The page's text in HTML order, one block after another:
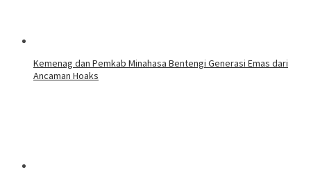
Kemenag dan Pemkab Minahasa Bentengi Generasi Emas dari
Ancaman Hoaks